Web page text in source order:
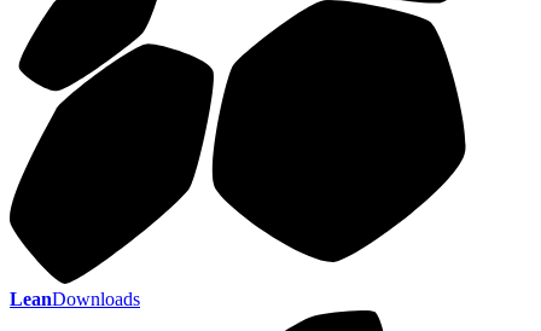
LeanDownloads